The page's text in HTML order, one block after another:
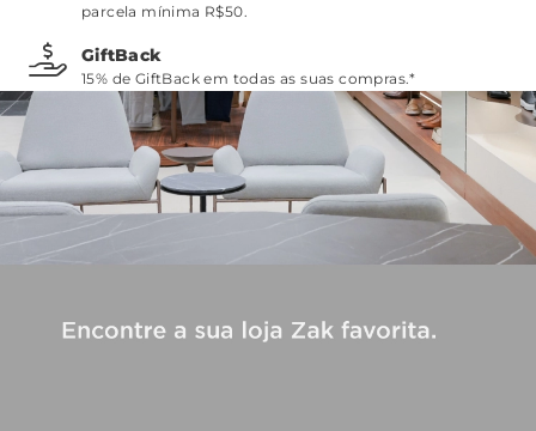
parcela mínima R$50.
GiftBack
15% de GiftBack em todas as suas compras.*